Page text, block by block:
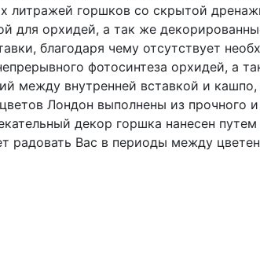
горшков со скрытой
для орхидей, а так же
благодаря чему отсутствует
фотосинтеза орхидей, а
между внутренней вставкой и
Лондон выполнены из прочного
декор горшка нанесен
радовать Вас в периоды между